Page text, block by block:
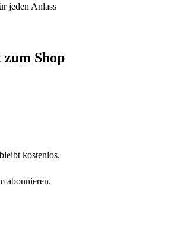
jeden Anlass
Shop
kostenlos.
abonnieren.